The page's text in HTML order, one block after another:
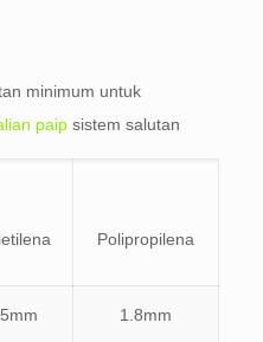
minimum untuk
paipsistem salutan
Polipropilena
1.8mm